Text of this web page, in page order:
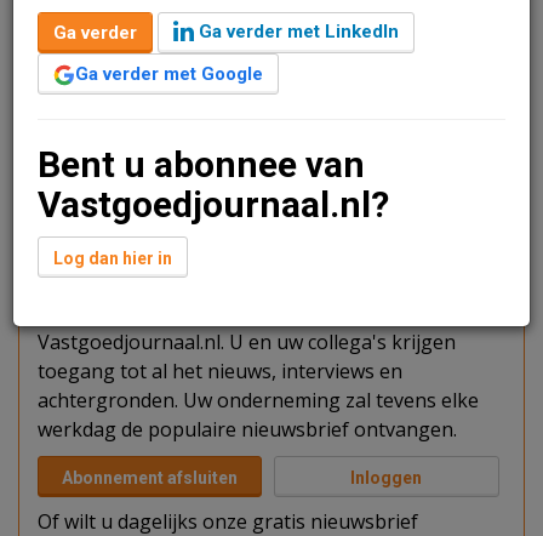
Redactie
15 mei 2025 om 14:35
één jaar geleden aangepast
1 minuut leestijd
Meerdervoort heeft het winkelcentrum Sint Jorisplein
verdeeld over 32 winkelunits.
Verder lezen?
U kunt het artikel niet volledig lezen omdat u nog
Vastgoedjournaal.nl. U en uw collega's krijgen
toegang tot al het nieuws, interviews en
achtergronden. Uw onderneming zal tevens elke
werkdag de populaire nieuwsbrief ontvangen.
Abonnement afsluiten Inloggen
Of wilt u dagelijks onze gratis nieuwsbrief
Ga verder
Ga verder met LinkedIn
Ga verder met Google
Bent u abonnee van
Vastgoedjournaal.nl?
Log dan hier in